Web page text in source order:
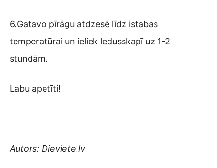
6.Gatavo pīrāgu atdzesē līdz istabas
temperatūrai un ieliek ledusskapī uz 1-2
stundām.
Labu apetīti!
Autors: Dieviete.lv